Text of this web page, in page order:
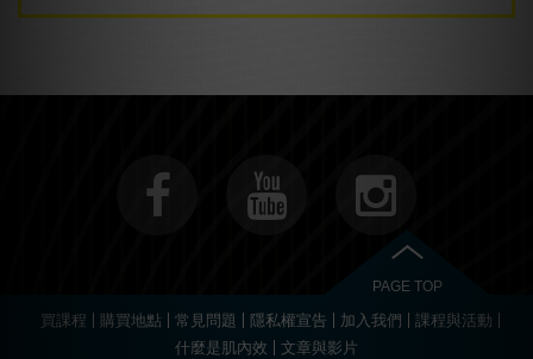
PAGE TOP
買課程 購買地點 常見問題 隱私權宣告 加入我們
課程與活動
什麼是肌內效
文章與影片